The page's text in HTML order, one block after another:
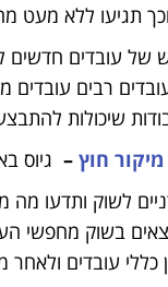
תגיעו ללא מעט
של עובדים
רבים עובדים
שיכולות
מיקור חוץ–גיוס
לשוק ותדעו מה
בשוק מחפשי
כללי עובדים